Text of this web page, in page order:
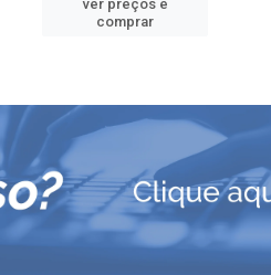
ver preços e
comprar